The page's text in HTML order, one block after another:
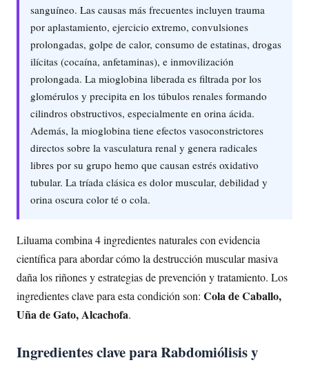
sanguíneo. Las causas más frecuentes incluyen trauma
por aplastamiento, ejercicio extremo, convulsiones
prolongadas, golpe de calor, consumo de estatinas, drogas
ilícitas (cocaína, anfetaminas), e inmovilización
prolongada. La mioglobina liberada es filtrada por los
glomérulos y precipita en los túbulos renales formando
cilindros obstructivos, especialmente en orina ácida.
Además, la mioglobina tiene efectos vasoconstrictores
directos sobre la vasculatura renal y genera radicales
libres por su grupo hemo que causan estrés oxidativo
tubular. La tríada clásica es dolor muscular, debilidad y
orina oscura color té o cola.
Liluama combina 4 ingredientes naturales con evidencia
científica para abordar cómo la destrucción muscular masiva
daña los riñones y estrategias de prevención y tratamiento. Los
ingredientes clave para esta condición son: Cola de Caballo,
Uña de Gato, Alcachofa.
Ingredientes clave para Rabdomiólisis y